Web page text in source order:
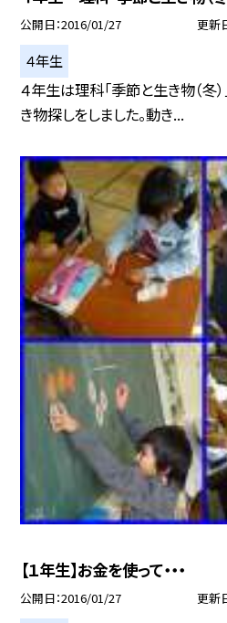
公開日 2016/01/27 更新
４年生
４年生は理科「季節と生き物（冬
き物探しをしました。動き...
【１年生】お金を使って・・・
公開日 2016/01/27 更新